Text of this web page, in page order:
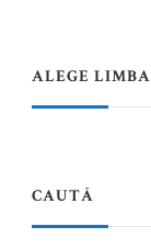
ALEGE LIMBA
CAUTĂ